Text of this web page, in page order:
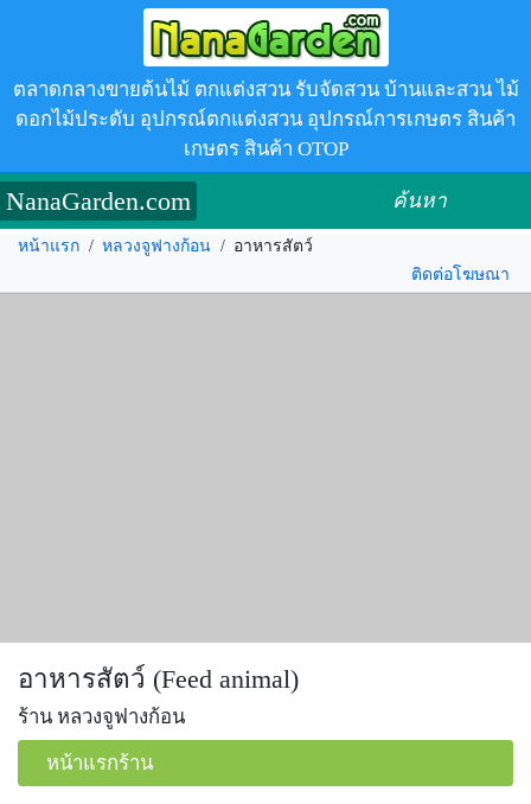
ตลาดกลางขายต้นไม้ ตกแต่งสวน รับจัดสวน บ้านและสวน ไม้
ดอกไม้ประดับ อุปกรณ์ตกแต่งสวน อุปกรณ์การเกษตร สินค้า
เกษตร สินค้า OTOP
NanaGarden.com ค้นหา
หน้าแรก / หลวงจูฟางก้อน / อาหารสัตว์
ติดต่อโฆษณา
อาหารสัตว์ (Feed animal)
ร้าน หลวงจูฟางก้อน
หน้าแรกร้าน